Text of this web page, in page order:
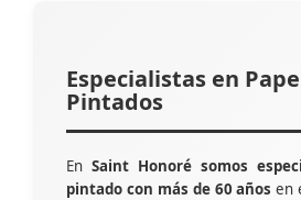
Especialistas en
Pintados
En Saint Honoré somos
pintado con más de 60 años en